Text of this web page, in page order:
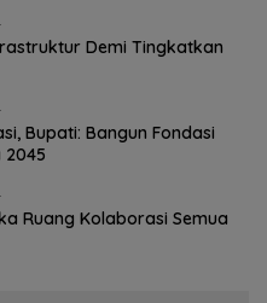
Demi Tingkatkan
Bupati: Bangun Fondasi
2045
Ruang Kolaborasi Semua